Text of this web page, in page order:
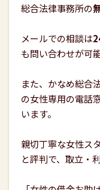
総合法律事務所の
メールでの相談は
も問い合わせが可
また、かなめ総合
の女性専用の電話
います。
親切丁寧な女性ス
と評判で、取立・